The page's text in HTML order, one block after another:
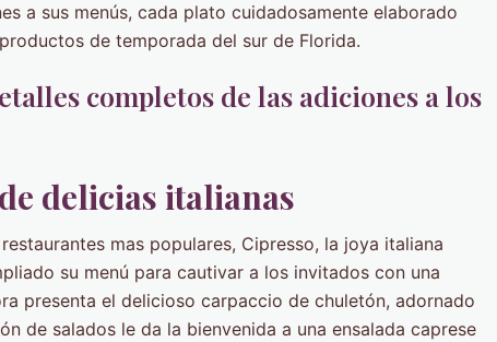
a sus menús, cada plato cuidadosamente elaborado
de temporada del sur de Florida.
completos de las adiciones a los
delicias italianas
mas populares, Cipresso, la joya italiana
su menú para cautivar a los invitados con una
presenta el delicioso carpaccio de chuletón, adornado
de salados le da la bienvenida a una ensalada caprese